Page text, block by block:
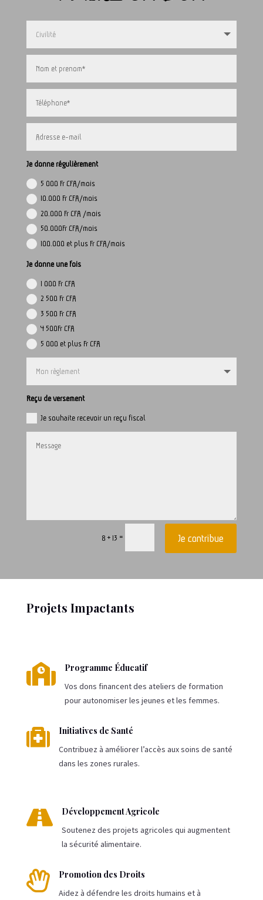
Je donne régulièrement
5 000 Fr CFA/mois
10.000 Fr CFA/mois
20.000 Fr CFA /mois
50.000Fr CFA/mois
100.000 et plus Fr CFA/mois
Je donne une fois
1 000 Fr CFA
2 500 Fr CFA
3 500 Fr CFA
4 500Fr CFA
5 000 et plus Fr CFA
Reçu de versement
Je souhaite recevoir un reçu fiscal
8 + 13 = Je contribue
Projets Impactants
 Programme Éducatif
Vos dons financent des ateliers de formation
pour autonomiser les jeunes et les femmes.
 Initiatives de Santé
Contribuez à améliorer l’accès aux soins de santé
dans les zones rurales.
 Développement Agricole
Soutenez des projets agricoles qui augmentent
la sécurité alimentaire.
 Promotion des Droits
Aidez à défendre les droits humains et à